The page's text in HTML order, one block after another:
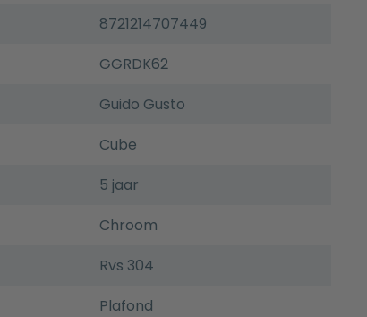
8721214707449
GGRDK62
Guido Gusto
Cube
5 jaar
Chroom
Rvs 304
Plafond